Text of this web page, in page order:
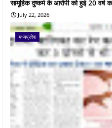
सामूहिक दुष्कर्म के आरोपी को हुई 20 वर्ष
July 22, 2026
मध्यप्रदेश